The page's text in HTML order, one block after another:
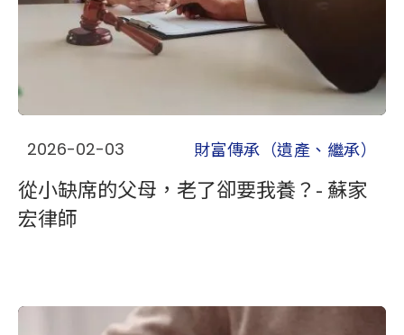
2026-02-03 財富傳承（遺產、繼承）
從小缺席的父母，老了卻要我養？- 蘇家
宏律師